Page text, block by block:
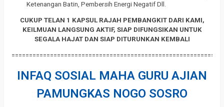
Ketenangan Batin, Pembersih Energi Negatif Dll.
CUKUP TELAN 1 KAPSUL RAJAH PEMBANGKIT DARI KAMI,
KEILMUAN LANGSUNG AKTIF, SIAP DIFUNGSIKAN UNTUK
SEGALA HAJAT DAN SIAP DITURUNKAN KEMBALI
INFAQ SOSIAL MAHA GURU AJIAN
PAMUNGKAS NOGO SOSRO